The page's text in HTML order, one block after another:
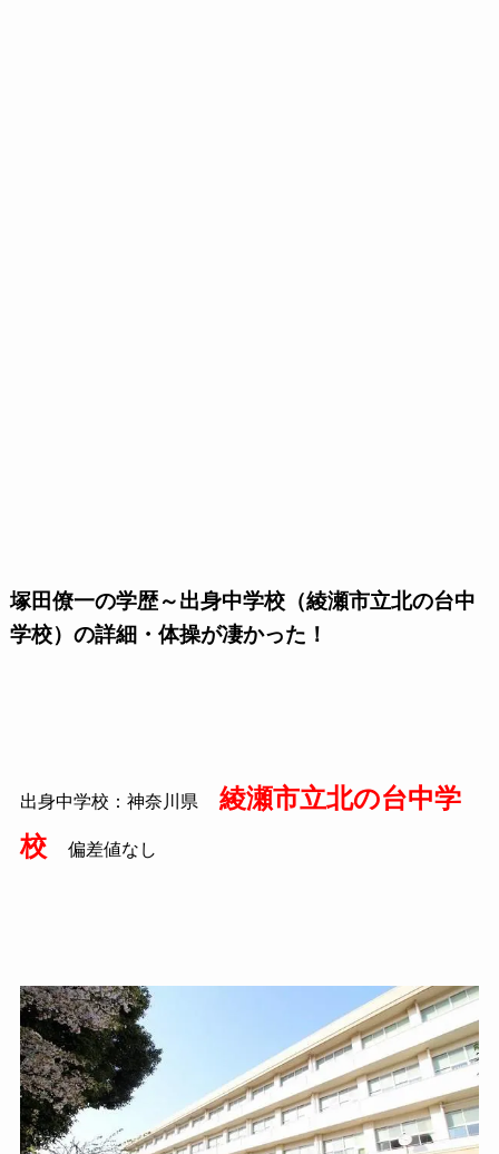
塚田僚一の学歴～出身中学校（綾瀬市立北の台中
学校）の詳細・体操が凄かった！
出身中学校：神奈川県
綾瀬市立北の台中学
校
偏差値なし